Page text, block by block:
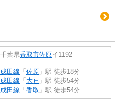
千葉県香取市佐原イ1192
成田線 「佐原 」駅 徒歩18分
成田線 「大戸 」駅 徒歩54分
成田線 「香取 」駅 徒歩54分